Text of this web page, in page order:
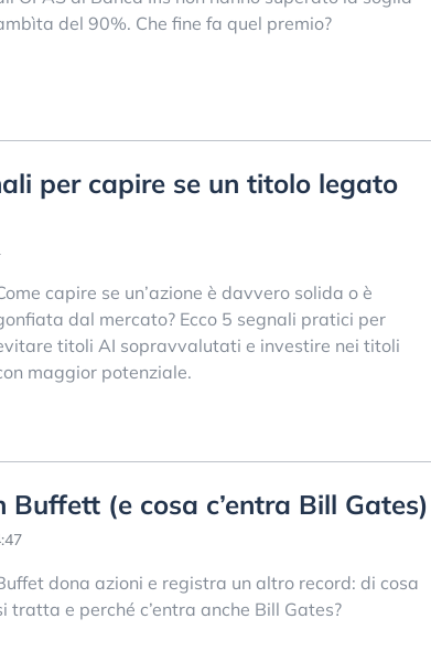
del 90%. Che fine fa quel premio?
per capire se un titolo legato
capire se un’azione è davvero solida o è
dal mercato? Ecco 5 segnali pratici per
titoli AI sopravvalutati e investire nei titoli
maggior potenziale.
Buffett (e cosa c’entra Bill Gates)
dona azioni e registra un altro record: di cosa
tratta e perché c’entra anche Bill Gates?